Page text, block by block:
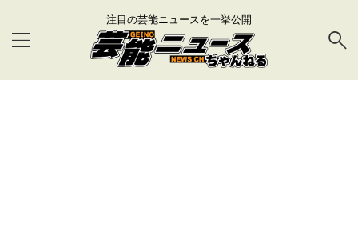
注目の芸能ニュースを一挙公開